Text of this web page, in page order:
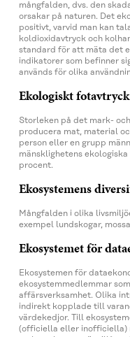
mångfalden, dvs. den
orsakar på naturen. Det
positivt, varvid man kan
koldioxidavtryck och
standard för att mäta det
indikatorer som befinner
används för olika
Ekologiskt fotavtryck
Storleken på det mark-
producera mat, material
person eller en grupp
mänsklighetens
procent.
Ekosystemens
Mångfalden i olika
exempel lundskogar,
Ekosystemet för
Ekosystemen för
ekosystemmedlemmar
affärsverksamhet. Olika
indirekt kopplade till
värdekedjor. Till
(officiella eller inofficiella)